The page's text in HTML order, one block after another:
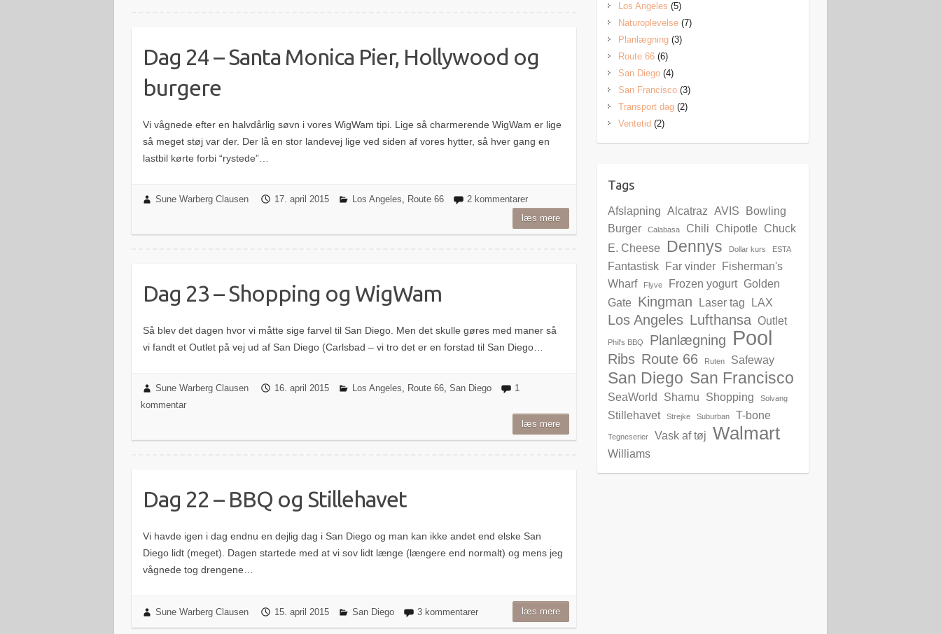
Dag 24 – Santa Monica Pier, Hollywood og
burgere
Vi vågnede efter en halvdårlig søvn i vores WigWam tipi. Lige så charmerende WigWam er lige
så meget støj var der. Der lå en stor landevej lige ved siden af vores hytter, så hver gang en
lastbil kørte forbi “rystede”…
Sune Warberg Clausen 17. april 2015 Los Angeles Route 66
2 kommentarer
læs mere
Dag 23 – Shopping og WigWam
Så blev det dagen hvor vi måtte sige farvel til San Diego. Men det skulle gøres med maner så
vi fandt et Outlet på vej ud af San Diego (Carlsbad – vi tro det er en forstad til San Diego…
Sune Warberg Clausen 16. april 2015 Los Angeles Route 66 ,San Diego
1
kommentar
læs mere
Dag 22 – BBQ og Stillehavet
Vi havde igen i dag endnu en dejlig dag i San Diego og man kan ikke andet end elske San
Diego lidt (meget). Dagen startede med at vi sov lidt længe (længere end normalt) og mens jeg
vågnede tog drengene…
Sune Warberg Clausen 15. april 2015 San Diego 3 kommentarer læs mere
Los Angeles (5)
Naturoplevelse(7)
Planlægning(3)
Route 66(6)
San Diego(4)
San Francisco(3)
Transport dag(2)
Ventetid (2)
Tags
Afslapning Alcatraz AVIS
Bowling
Burger
Calabasa Chili Chipotle
Chuck
E. Cheese
Dennys Dollar kurs ESTA
Fantastisk Far vinder
Fisherman's
Wharf
Flyve Frozen yogurt Golden
Gate
Kingman Laser tag LAX
Los Angeles Lufthansa Outlet
Phil's BBQ Planlægning Pool
Ribs Route 66 Ruten Safeway
San Diego San Francisco
SeaWorld Shamu Shopping Solvang
Stillehavet Strejke Suburban T-bone
Tegneserier Vask af tøj Walmart
Williams